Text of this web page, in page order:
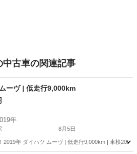
古車の関連記事
ーヴ | 低走行9,000km
年
8月5日
2019年 ダイハツ ムーヴ | 低走行9,000km | 車検